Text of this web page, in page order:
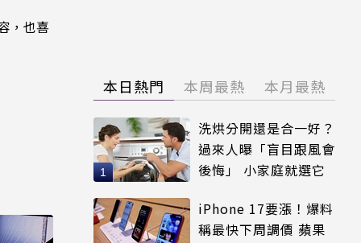
，也喜
本日熱門 本周最熱 本月最熱
洗烘分開還是合一好？
過來人曝「盲目跟風會
後悔」 小家庭就選它
iPhone 17要漲！爆料
稱最快下周調價 蘋果